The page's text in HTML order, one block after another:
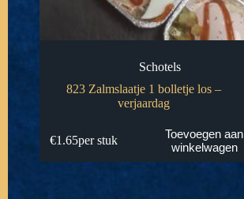
Schotels
823 Zalmslaatje 1 bolletje los –
verjaardag
€1.65per stuk
Toevoegen aan
winkelwagen